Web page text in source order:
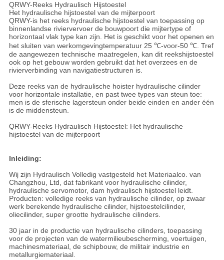
QRWY-Reeks Hydraulisch Hijstoestel
Het hydraulische hijstoestel van de mijterpoort
QRWY-is het reeks hydraulische hijstoestel van toepassing op
binnenlandse riviervervoer de bouwpoort die mijtertype of
horizontaal vlak type kan zijn. Het is geschikt voor het openen en
het sluiten van werkomgevingtemperatuur 25 ℃-voor-50 ℃. Tref
de aangewezen technische maatregelen, kan dit reekshijstoestel
ook op het gebouw worden gebruikt dat het overzees en de
rivierverbinding van navigatiestructuren is.
Deze reeks van de hydraulische hoister hydraulische cilinder
voor horizontale installatie, en past twee types van steun toe:
men is de sferische lagersteun onder beide einden en ander één
is de middensteun.
QRWY-Reeks Hydraulisch Hijstoestel: Het hydraulische
hijstoestel van de mijterpoort
Inleiding:
Wij zijn Hydraulisch Volledig vastgesteld het Materiaalco. van
Changzhou, Ltd, dat fabrikant voor hydraulische cilinder,
hydraulische servomotor, dam hydraulisch hijstoestel leidt.
Producten: volledige reeks van hydraulische cilinder, op zwaar
werk berekende hydraulische cilinder, hijstoestelcilinder,
oliecilinder, super grootte hydraulische cilinders.
30 jaar in de productie van hydraulische cilinders, toepassing
voor de projecten van de watermilieubescherming, voertuigen,
machinesmateriaal, de schipbouw, de militair industrie en
metallurgiemateriaal.